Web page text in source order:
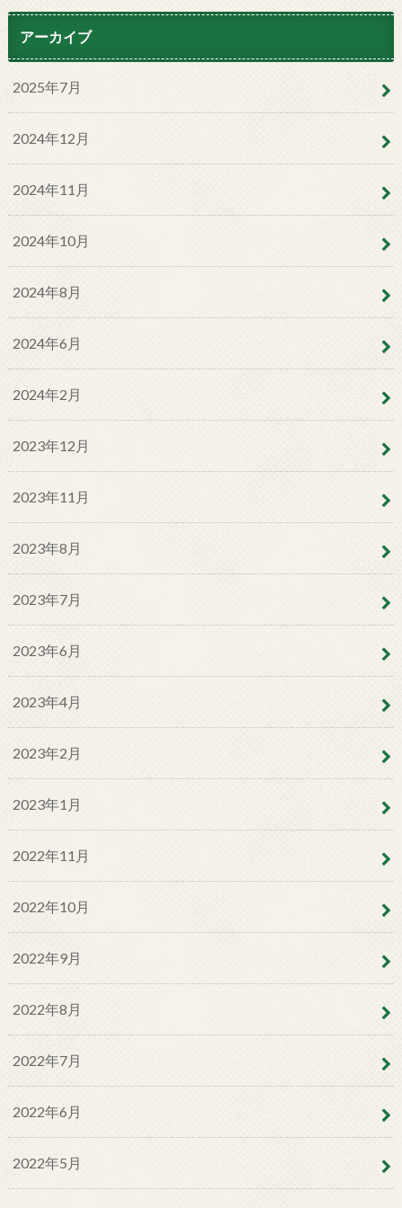
アーカイブ
2025年7月
2024年12月
2024年11月
2024年10月
2024年8月
2024年6月
2024年2月
2023年12月
2023年11月
2023年8月
2023年7月
2023年6月
2023年4月
2023年2月
2023年1月
2022年11月
2022年10月
2022年9月
2022年8月
2022年7月
2022年6月
2022年5月